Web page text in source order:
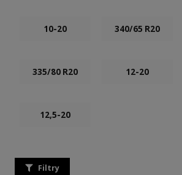
10-20 340/65 R20
335/80 R20 12-20
12,5-20
Filtry